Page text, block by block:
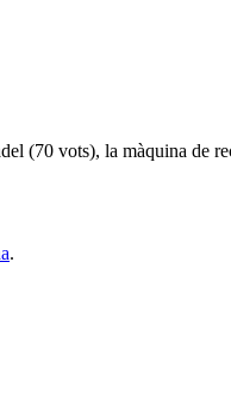
(70 vots), la màquina de
.